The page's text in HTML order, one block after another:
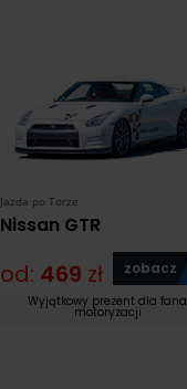
Jazda po Torze
Nissan GTR
od: 469 zł zobacz
Wyjątkowy prezent dla fana
motoryzacji